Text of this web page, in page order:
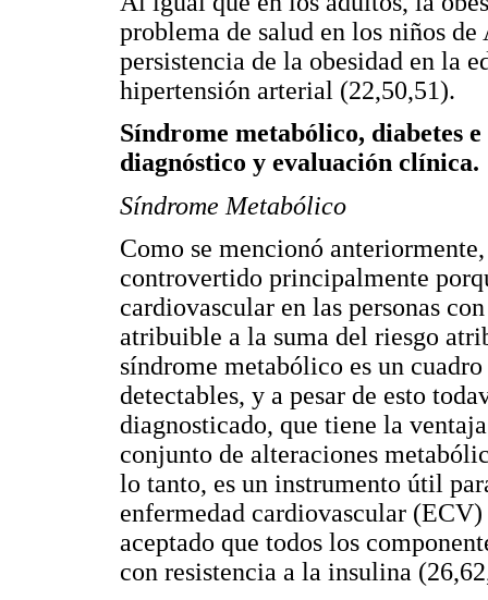
problema de salud en los niños
persistencia de la obesidad en la
hipertensión arterial (22,50,51).
Síndrome metabólico, diabetes
diagnóstico y evaluación clínica.
Síndrome Metabólico
Como se mencionó
controvertido principalmente
cardiovascular en las personas
atribuible a la suma del riesgo
síndrome metabólico es un
detectables, y a pesar de esto
diagnosticado, que tiene la
conjunto de alteraciones
lo tanto, es un instrumento útil
enfermedad cardiovascular
aceptado que todos los
con resistencia a la insulina